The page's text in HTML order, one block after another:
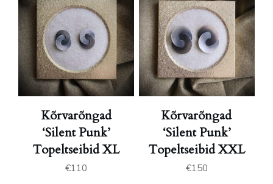
Kõrvarõngad
‘Silent Punk’
Topeltseibid XL
€110
Kõrvarõngad
‘Silent Punk’
Topeltseibid XXL
€150